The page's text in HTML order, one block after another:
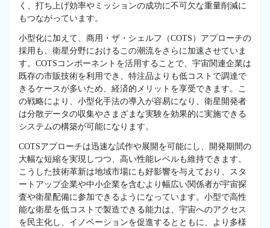
く、打ち上げ効率やミッションの成功に不可欠な重量削減に
もつながっています。
小型化に加えて、商用・ザ・シェルフ（COTS）アプローチの
採用も、衛星分野におけるこの潮流をさらに加速させていま
す。COTSコンポーネントを活用することで、宇宙関連企業は
既存の市販技術を利用でき、特注品よりも低コストで調達で
きるケースが多いため、経済的メリットを享受できます。こ
の戦略により、小型化手法の導入が容易になり、衛星開発者
は分散データの収集やさまざまな実験を効果的に実施できる
システムの構築が可能になります。
COTSアプローチは迅速な試作や展開を可能にし、開発期間の
大幅な短縮を実現しつつ、高い性能レベルも維持できます。
こうした技術革新は地域市場にも好影響を与えており、スタ
ートアップ企業や中小企業を含むより幅広い関係者が宇宙探
査や衛星配備に参加できるようになっています。小型で高性
能な衛星を低コストで製造できる能力は、宇宙へのアクセス
を民主化し、イノベーションを促進するとともに、より多様